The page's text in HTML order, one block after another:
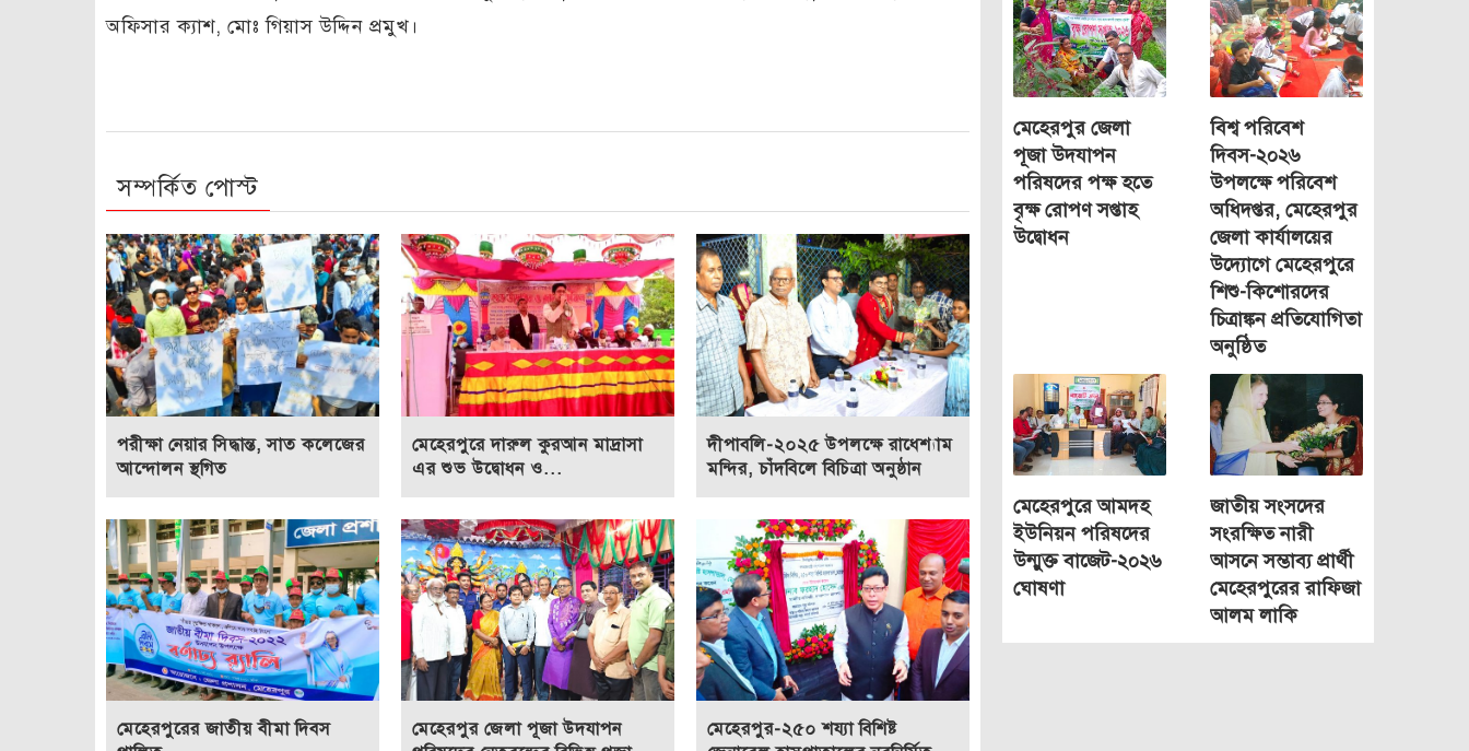
অফিসার ক্যাশ, মোঃ গিয়াস উদ্দিন প্রমুখ।
সম্পর্কিত পোস্ট
পরীক্ষা নেয়ার সিদ্ধান্ত, সাত কলেজের
আন্দোলন স্থগিত
মেহেরপুরে দারুল কুরআন মাদ্রাসা
এর শুভ উদ্বোধন ও...
দীপাবলি-২০২৫ উপলক্ষে রাধেশ্যাম
মন্দির, চাঁদবিলে বিচিত্রা অনুষ্ঠান
মেহেরপুরের জাতীয় বীমা দিবস
মেহেরপুর জেলা পূজা উদযাপন
মেহেরপুর-২৫০ শয্যা বিশিষ্ট
মেহেরপুর জেলা
পূজা উদযাপন
পরিষদের পক্ষ হতে
বৃক্ষ রোপণ সপ্তাহ
উদ্বোধন
বিশ্ব পরিবেশ
দিবস-২০২৬
উপলক্ষে পরিবেশ
অধিদপ্তর, মেহেরপুর
জেলা কার্যালয়ের
উদ্যোগে মেহেরপুরে
শিশু-কিশোরদের
চিত্রাঙ্কন প্রতিযোগিতা
অনুষ্ঠিত
মেহেরপুরে আমদহ
ইউনিয়ন পরিষদের
উন্মুক্ত বাজেট-২০২৬
ঘোষণা
জাতীয় সংসদের
সংরক্ষিত নারী
আসনে সম্ভাব্য প্রার্থী
মেহেরপুরের রাফিজা
আলম লাকি